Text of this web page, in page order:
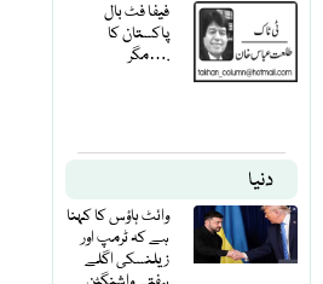
فیفا فٹ بال
پاکستان کا
مگر….
دنیا
وائٹ ہاؤس کا کہنا
ہے کہ ٹرمپ اور
زیلنسکی اگلے